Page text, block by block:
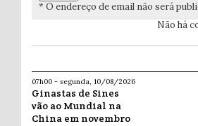
* O endereço de email não será
Não há
07h00 - segunda, 10/08/2026
Ginastas de Sines
vão ao Mundial na
China em novembro